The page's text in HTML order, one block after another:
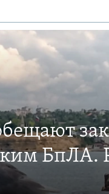
БпЛА.